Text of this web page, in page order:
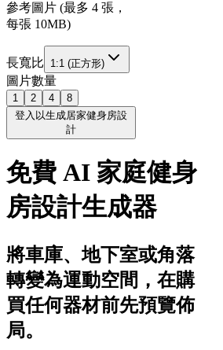
參考圖片 (最多 4 張，
每張 10MB)
長寬比 1:1 (正方形)
圖片數量
1 2 4
8
登入以生成居家健身房設
計
免費 AI 家庭健身
房設計生成器
將車庫、地下室或角落
轉變為運動空間，在購
買任何器材前先預覽佈
局。